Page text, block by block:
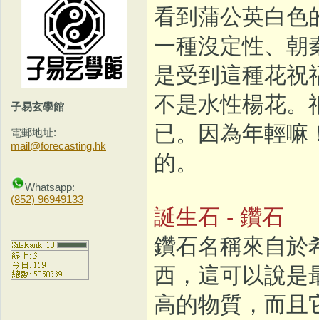
子易玄學館
電郵地址:
mail@forecasting.hk
Whatsapp:
(852) 96949133
看到蒲公英白色
一種沒定性、朝
是受到這種花祝
不是水性楊花。
已。因為年輕嘛
的。
誕生石 - 鑽石
鑽石名稱來自於
西，這可以說是
高的物質，而且